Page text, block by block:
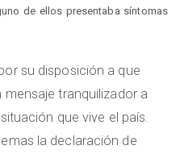
de ellos presentaba síntomas
su disposición a que
tranquilizador a
que vive el país.
la declaración de